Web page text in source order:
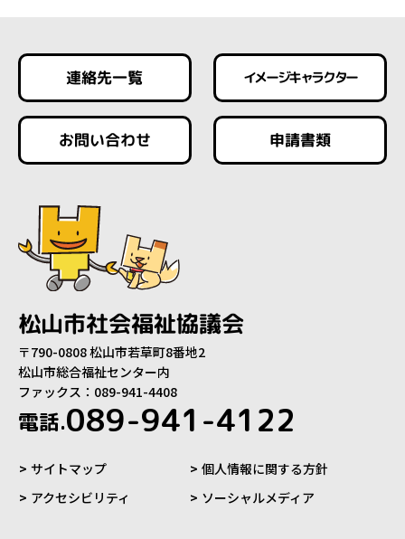
連絡先一覧 イメージキャラクター
お問い合わせ 申請書類
松山市社会福祉協議会
〒790-0808 松山市若草町8番地2
松山市総合福祉センター内
ファックス：089-941-4408
電話.089-941-4122
サイトマップ
個人情報に関する方針
アクセシビリティ
ソーシャルメディア